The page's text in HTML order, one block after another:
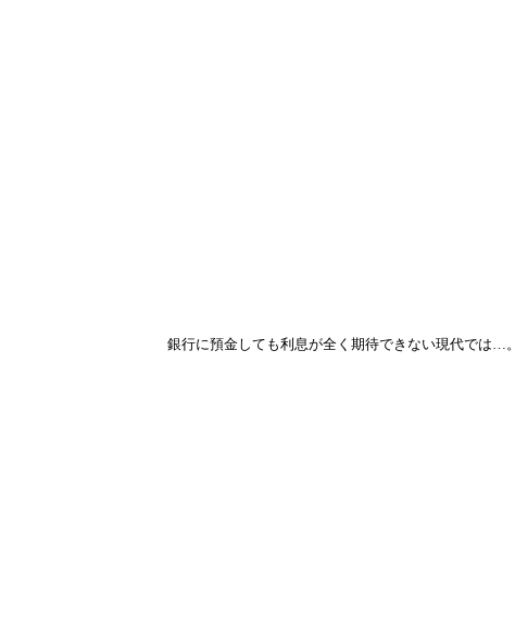
銀行に預金しても利息が全く期待できない現代では…